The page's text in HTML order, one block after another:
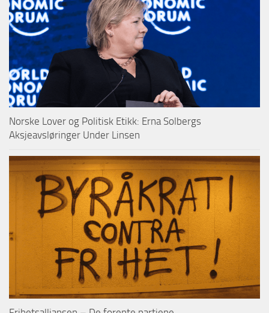
Norske Lover og Politisk Etikk: Erna Solbergs
Aksjeavsløringer Under Linsen